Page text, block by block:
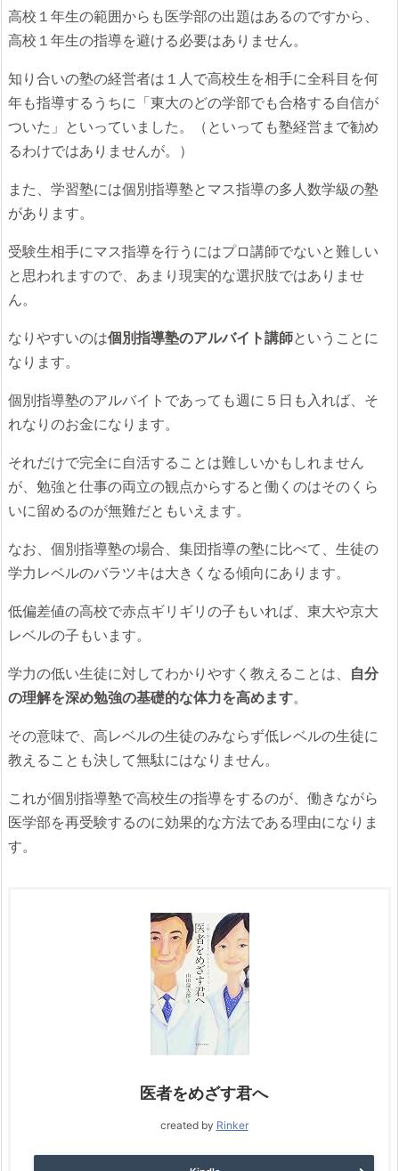
高校１年生の範囲からも医学部の出題はあるのですから、
高校１年生の指導を避ける必要はありません。
知り合いの塾の経営者は１人で高校生を相手に全科目を何
年も指導するうちに「東大のどの学部でも合格する自信が
ついた」といっていました。（といっても塾経営まで勧め
るわけではありませんが。）
また、学習塾には個別指導塾とマス指導の多人数学級の塾
があります。
受験生相手にマス指導を行うにはプロ講師でないと難しい
と思われますので、あまり現実的な選択肢ではありませ
ん。
なりやすいのは個別指導塾のアルバイト講師ということに
なります。
個別指導塾のアルバイトであっても週に５日も入れば、そ
れなりのお金になります。
それだけで完全に自活することは難しいかもしれません
が、勉強と仕事の両立の観点からすると働くのはそのくら
いに留めるのが無難だともいえます。
なお、個別指導塾の場合、集団指導の塾に比べて、生徒の
学力レベルのバラツキは大きくなる傾向にあります。
低偏差値の高校で赤点ギリギリの子もいれば、東大や京大
レベルの子もいます。
学力の低い生徒に対してわかりやすく教えることは、 自分
の理解を深め勉強の基礎的な体力を高めます。
その意味で、高レベルの生徒のみならず低レベルの生徒に
教えることも決して無駄にはなりません。
これが個別指導塾で高校生の指導をするのが、働きながら
医学部を再受験するのに効果的な方法である理由になりま
す。
医者をめざす君へ
created by Rinker